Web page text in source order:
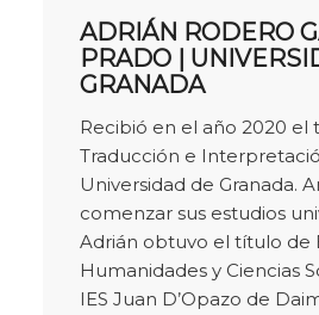
ADRIÁN RODERO
PRADO |
GRANADA
Recibió en el año 2020 el
Traducción e
Universidad de Granada.
comenzar sus estudios
Adrián obtuvo el título de
Humanidades y Ciencias
IES Juan D’Opazo de